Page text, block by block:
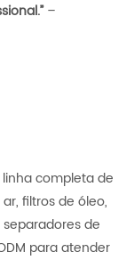
–
completa de
filtros de óleo,
de
para atender